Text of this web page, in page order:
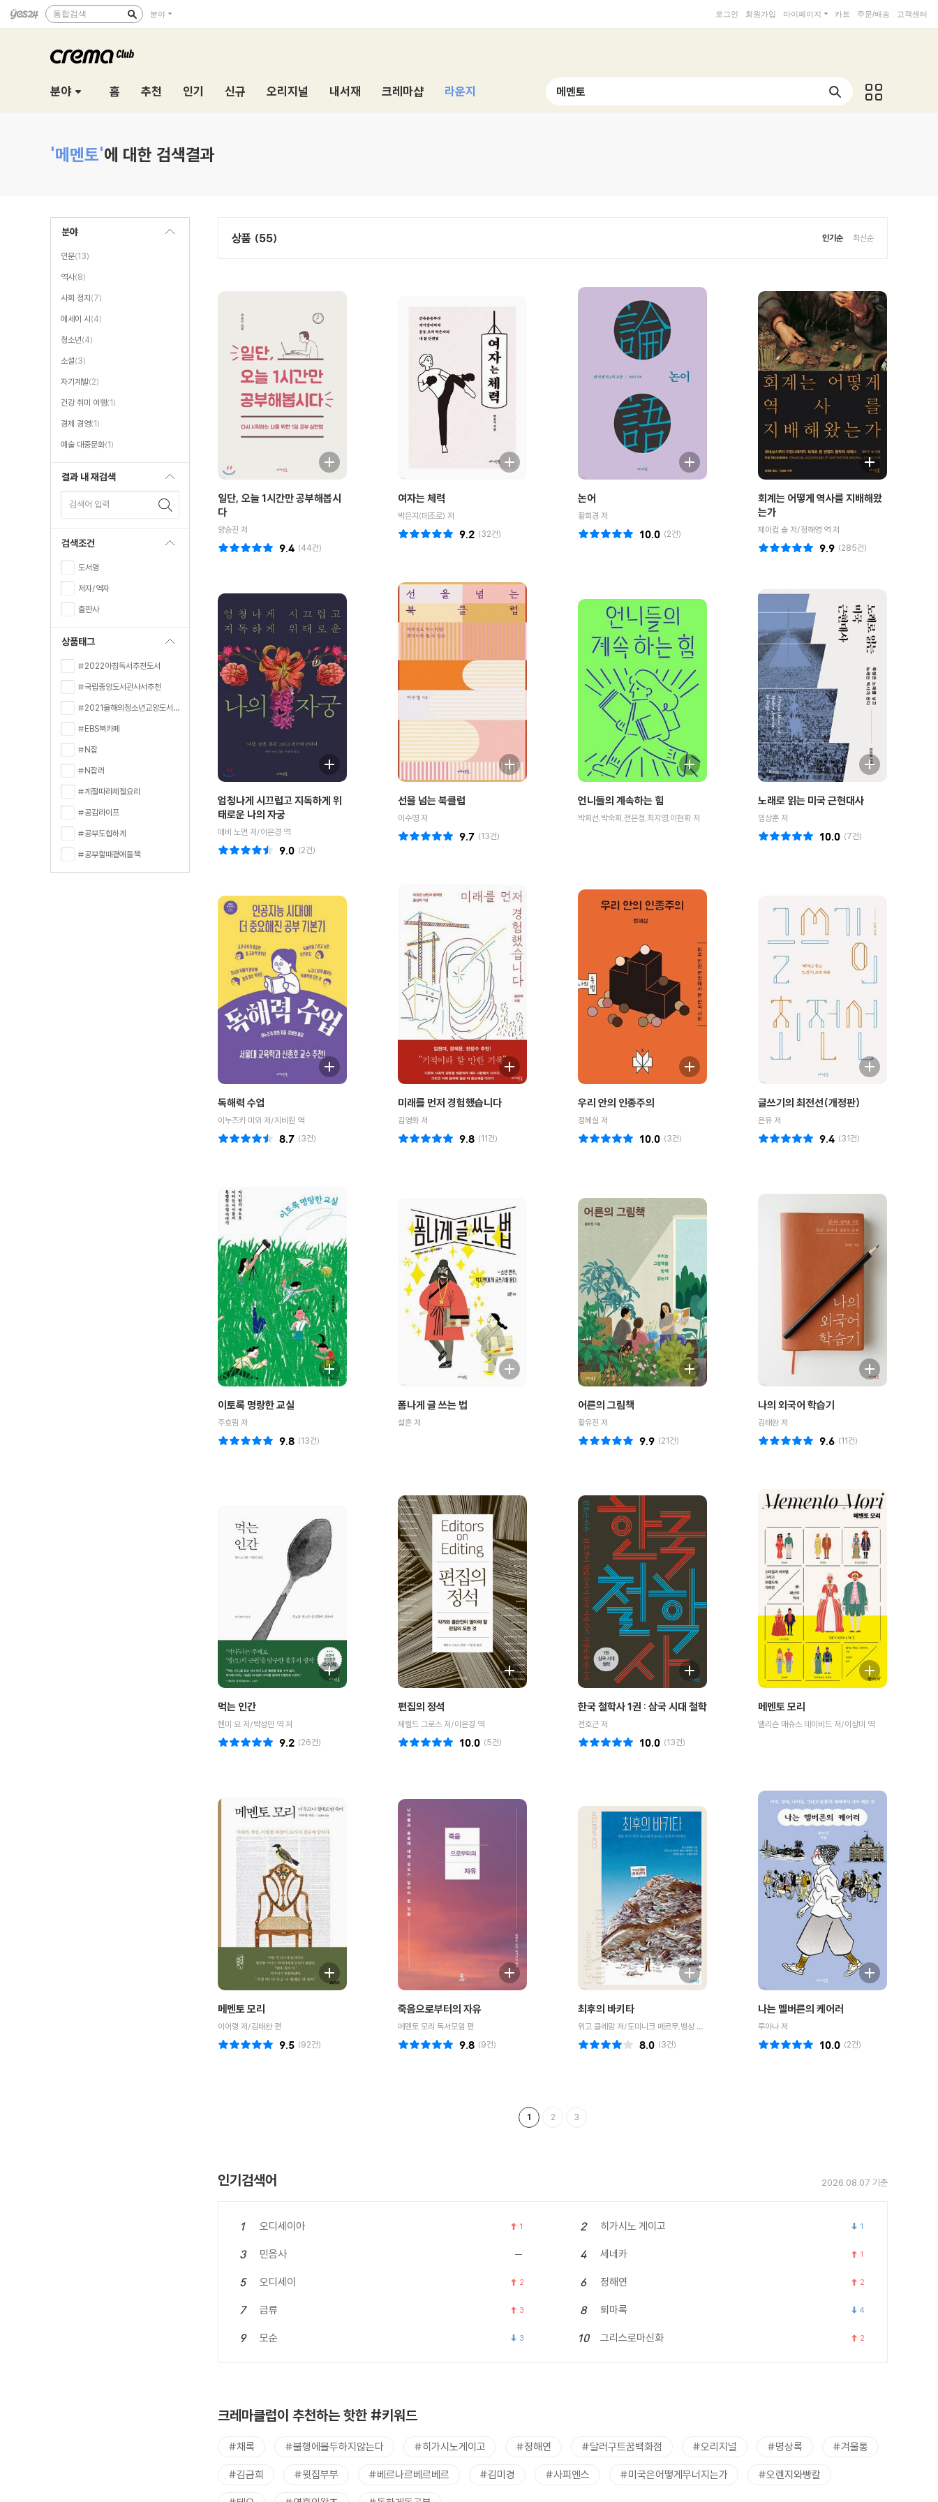
통합검색 분야 로그인 회원가입 마이페이지 카트 주문/배송 고객센터
분야 홈 추천 인기 신규 오리지널 내서재 크레마샵 라운지
'메멘토'에 대한 검색결과
분야
인문(13)
역사(8)
사회 정치(7)
에세이 시(4)
청소년(4)
소설(3)
자기계발(2)
건강 취미 여행(1)
경제 경영(1)
예술 대중문화(1)
결과 내 재검색
검색어 입력
검색조건
도서명
저자/역자
출판사
상품태그
#2022아침독서추천도서
#국립중앙도서관사서추천
#2021올해의청소년교양도서선정
#EBS북카페
#N잡
#N잡러
#계절따라제철요리
#공감라이프
#공부도힙하게
#공부할때곁에둘책
상품 (55) 인기순 최신순
일단, 오늘 1시간만 공부해봅시
다
양승진 저
(44건)
9.4
여자는 체력
박은지(데조로) 저
(32건)
9.2
논어
황희경 저
(2건)
10.0
회계는 어떻게 역사를 지배해왔
는가
제이컵 솔 저/정해영 역 저
(285건)
9.9
엄청나게 시끄럽고 지독하게 위
태로운 나의 자궁
애비 노먼 저/이은경 역
(2건)
9.0
선을 넘는 북클럽
이수영 저
(13건)
9.7
언니들의 계속하는 힘
박희선,박숙희,전은정,최지영,이현화 저
노래로 읽는 미국 근현대사
임상훈 저
(7건)
10.0
독해력 수업
이누즈카 미와 저/지비원 역
(3건)
8.7
미래를 먼저 경험했습니다
김영화 저
(11건)
9.8
우리 안의 인종주의
정혜실 저
(3건)
10.0
글쓰기의 최전선(개정판)
은유 저
(31건)
9.4
이토록 명랑한 교실
주효림 저
(13건)
9.8
폼나게 글 쓰는 법
설흔 저
어른의 그림책
황유진 저
(21건)
9.9
나의 외국어 학습기
김태완 저
(11건)
9.6
먹는 인간
헨미 요 저/박성민 역 저
(26건)
9.2
편집의 정석
제럴드 그로스 저/이은경 역
(5건)
10.0
한국 철학사 1권 : 삼국 시대 철학
전호근 저
(13건)
10.0
메멘토 모리
앨리슨 매슈스 데이비드 저/이상미 역
메멘토 모리
이어령 저/김태완 편
(92건)
9.5
죽음으로부터의 자유
메멘토 모리 독서모임 편
(9건)
9.8
최후의 바키타
위고 클레망 저/도미니크 메르무,뱅상 라발레크 그림/이세진 역
(3건)
8.0
나는 멜버른의 케어러
루아나 저
(2건)
10.0
1 2 3
인기검색어 2026.08.07 기준
1 오디세이아 1 2 히가시노 게이고 1
3 민음사 4 세네카 1
5 오디세이 2 6 정해연 2
7 급류 3 8 퇴마록 4
9 모순 3 10 그리스로마신화 2
크레마클럽이 추천하는 핫한 #키워드
#채록 #불행에몰두하지않는다 #히가시노게이고 #정해연 #달러구트꿈백화점 #오리지널 #명상록 #겨울통
#김금희 #윗집부부 #베르나르베르베르 #김미경 #사피엔스 #미국은어떻게무너지는가 #오렌지와빵칼